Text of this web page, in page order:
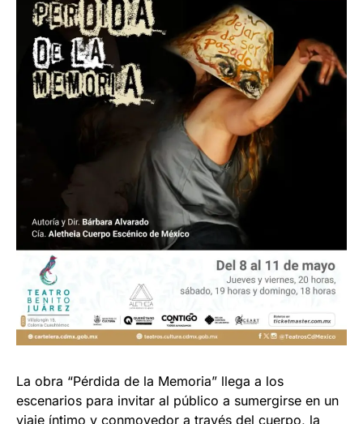
La obra “Pérdida de la Memoria” llega a los
escenarios para invitar al público a sumergirse en un
viaje íntimo y conmovedor a través del cuerpo, la